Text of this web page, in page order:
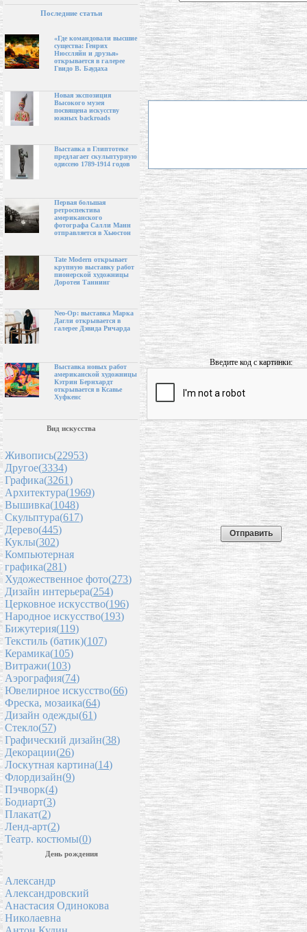
Последние статьи
«Где командовали высшие
существа: Генрих
Нюссляйн и друзья»
открывается в галерее
Гвидо В. Баудаха
Новая экспозиция
Высокого музея
посвящена искусству
южных backroads
Выставка в Глиптотеке
предлагает скульптурную
одиссею 1789-1914 годов
Первая большая
ретроспектива
американского
фотографа Салли Манн
отправляется в Хьюстон
Tate Modern открывает
крупную выставку работ
пионерской художницы
Доротеи Таннинг
Neo-Op: выставка Марка
Дагли открывается в
галерее Дэвида Ричарда
Выставка новых работ
американской художницы
Кэтрин Бернхардт
открывается в Ксавье
Хуфкенс
Вид искусства
Живопись(22953)
Другое(3334)
Графика(3261)
Архитектура(1969)
Вышивка(1048)
Скульптура(617)
Дерево(445)
Куклы(302)
Компьютерная
графика(281)
Художественное фото(273)
Дизайн интерьера(254)
Церковное искусство(196)
Народное искусство(193)
Бижутерия(119)
Текстиль (батик)(107)
Керамика(105)
Витражи(103)
Аэрография(74)
Ювелирное искусство(66)
Фреска, мозаика(64)
Дизайн одежды(61)
Стекло(57)
Графический дизайн(38)
Декорации(26)
Лоскутная картина(14)
Флордизайн(9)
Пэчворк(4)
Бодиарт(3)
Плакат(2)
Ленд-арт(2)
Театр. костюмы(0)
День рождения
Александр
Александровский
Анастасия Одинокова
Николаевна
Введите код с картинки: